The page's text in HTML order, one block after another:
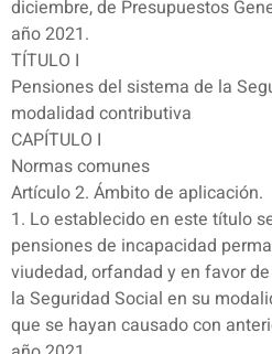
diciembre, de Presupuestos
año 2021.
TÍTULO I
Pensiones del sistema de la
modalidad contributiva
CAPÍTULO I
Normas comunes
Artículo 2. Ámbito de aplicación.
1. Lo establecido en este título
pensiones de incapacidad
viudedad, orfandad y en favor
la Seguridad Social en su
que se hayan causado con